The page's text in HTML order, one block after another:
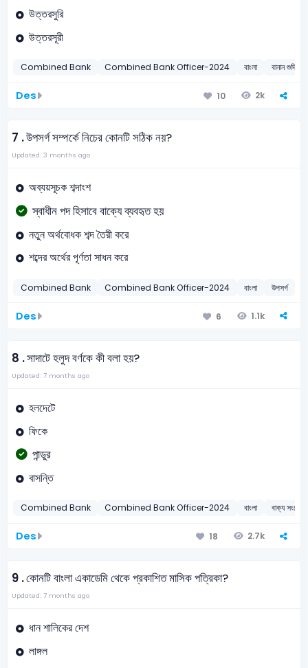
উত্তরসুরি
উত্তরসূরী
Combined Bank Combined Bank Officer-2024 বাংলা বানান
Des 10 2k
7 .উপসর্গ সম্পর্কে নিচের কোনটি সঠিক নয়?
Updated: 3 months ago
অব্যয়সূচক শব্দাংশ
স্বাধীন পদ হিসাবে বাক্যে ব্যবহৃত হয়
নতুন অর্থবোধক শব্দ তৈরী করে
শব্দের অর্থের পূর্ণতা সাধন করে
Combined Bank Combined Bank Officer-2024 বাংলা উপসর্গ
Des 6 1.1k
8 .সাদাটে হলুদ বর্ণকে কী বলা হয়?
Updated: 7 months ago
হলদেটে
ফিকে
পান্ডুর
বাসন্তি
Combined Bank Combined Bank Officer-2024 বাংলা বাক্য
Des 18 2.7k
9 .কোনটি বাংলা একাডেমি থেকে প্রকাশিত মাসিক পত্রিকা?
Updated: 7 months ago
ধান শালিকের দেশ
লাঙ্গল